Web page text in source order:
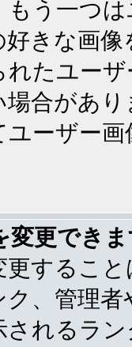
もう一つ
きな画
たユー
合があ
ーザー
変更でき
するこ
、管理
されるラ